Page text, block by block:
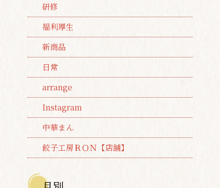
研修
福利厚生
新商品
日常
arrange
Instagram
中華まん
餃子工房ＲＯＮ【店舗】